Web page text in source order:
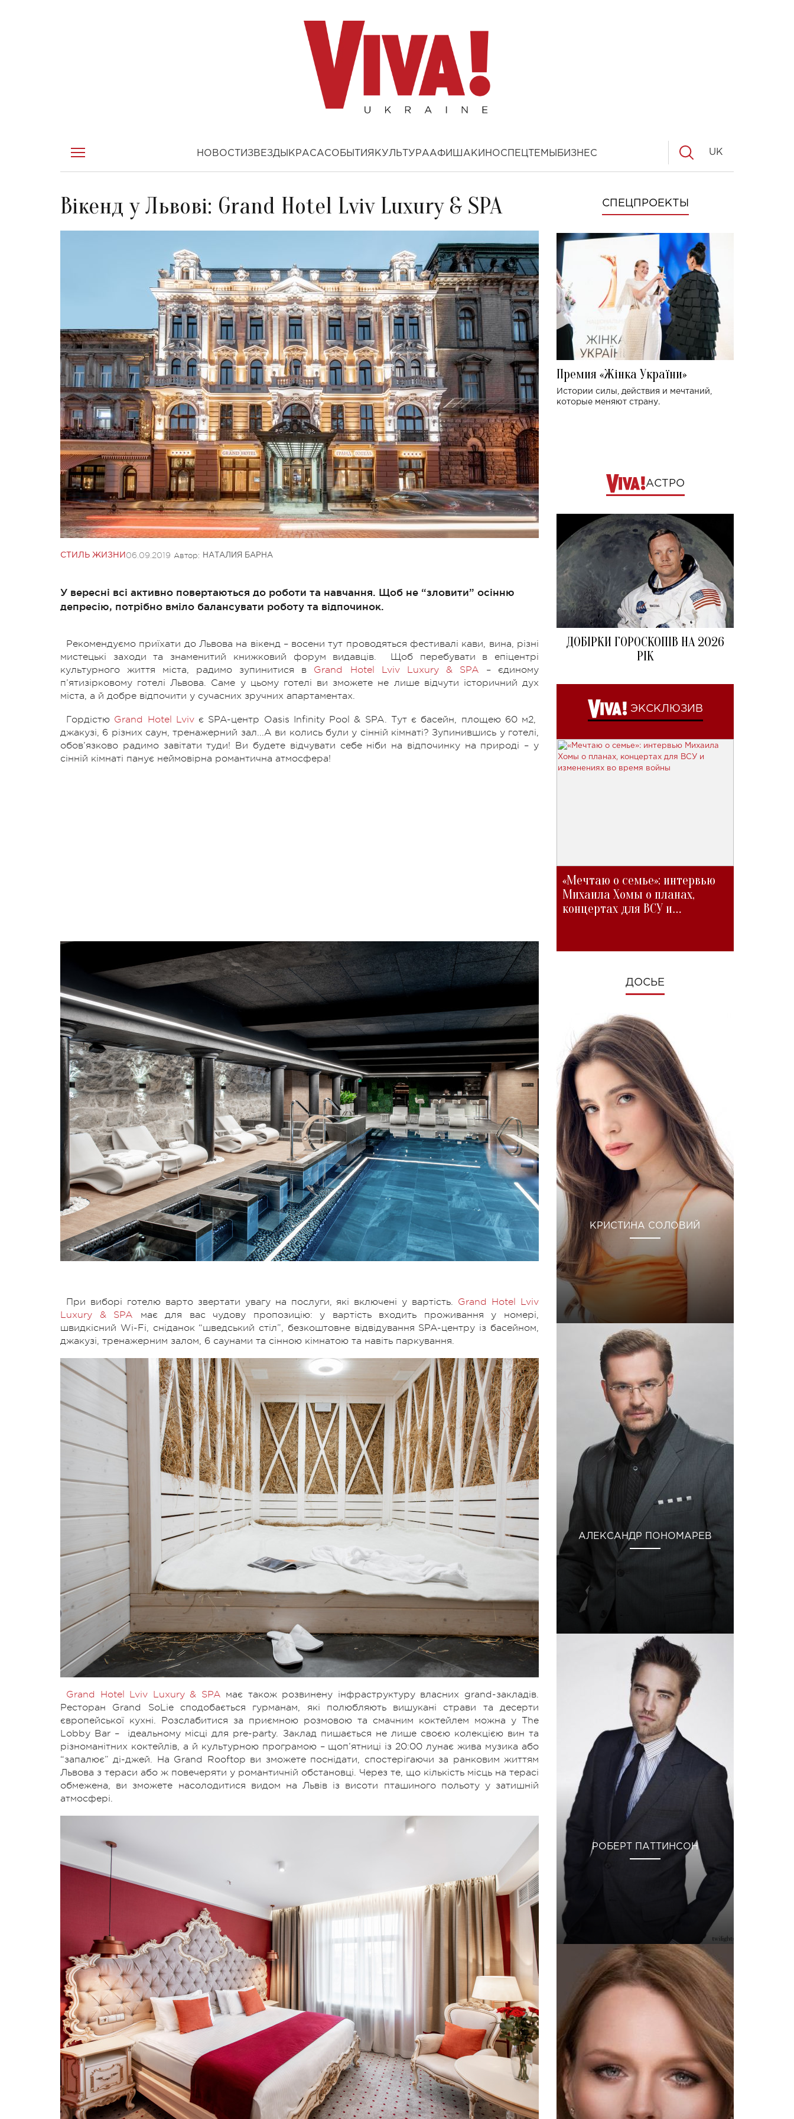
НОВОСТИ ЗВЕЗДЫ КРАСАСОБЫТИЯ КУЛЬТУРААФИША КИНОСПЕЦТЕМЫ БИЗНЕС UK
Вікенд у Львові: Grand Hotel Lviv Luxury & SPA
СТИЛЬ ЖИЗНИ 06.09.2019 Автор: НАТАЛИЯ БАРНА
У вересні всі активно повертаються до роботи та навчання. Щоб не “зловити” осінню
депресію, потрібно вміло балансувати роботу та відпочинок.
Рекомендуємо приїхати до Львова на вікенд – восени тут проводяться фестивалі кави, вина, різні
мистецькі заходи та знаменитий книжковий форум видавців. Щоб перебувати в епіцентрі
культурного життя міста, радимо зупинитися в Grand Hotel Lviv Luxury & SPA – єдиному
п’ятизірковому готелі Львова. Саме у цьому готелі ви зможете не лише відчути історичний дух
міста, а й добре відпочити у сучасних зручних апартаментах.
Гордістю Grand Hotel Lvivє SPA-центр Oasis Infinity Pool & SPA. Тут є басейн, площею 60 м2,
джакузі, 6 різних саун, тренажерний зал...А ви колись були у сінній кімнаті? Зупинившись у готелі,
обов’язково радимо завітати туди! Ви будете відчувати себе ніби на відпочинку на природі – у
сінній кімнаті панує неймовірна романтична атмосфера!
При виборі готелю варто звертати увагу на послуги, які включені у вартість. Grand Hotel Lviv
Luxury & SPA має для вас чудову пропозицію: у вартість входить проживання у номері,
швидкісний Wi-Fi, сніданок “шведський стіл”, безкоштовне відвідування SPA-центру із басейном,
джакузі, тренажерним залом, 6 саунами та сінною кімнатою та навіть паркування.
Grand Hotel Lviv Luxury & SPA має також розвинену інфраструктуру власних grand-закладів.
Ресторан Grand SoLie сподобається гурманам, які полюбляють вишукані страви та десерти
європейської кухні. Розслабитися за приємною розмовою та смачним коктейлем можна у The
Lobby Bar – ідеальному місці для pre-party. Заклад пишається не лише своєю колекцією вин та
різноманітних коктейлів, а й культурною програмою – щоп’ятниці із 20:00 лунає жива музика або
“запалює” ді-джей. На Grand Rooftop ви зможете поснідати, спостерігаючи за ранковим життям
Львова з тераси або ж повечеряти у романтичній обстановці. Через те, що кількість місць на терасі
обмежена, ви зможете насолодитися видом на Львів із висоти пташиного польоту у затишній
атмосфері.
СПЕЦПРОЕКТЫ
Премия «Жінка України»
Истории силы, действия и мечтаний,
которые меняют страну.
АСТРО
ДОБІРКИ ГОРОСКОПІВ НА 2026
РІК
ЭКСКЛЮЗИВ
«Мечтаю о семье»: интервью
Михаила Хомы о планах,
концертах для ВСУ и
ДОСЬЕ
КРИСТИНА СОЛОВИЙ
АЛЕКСАНДР ПОНОМАРЕВ
РОБЕРТ ПАТТИНСОН